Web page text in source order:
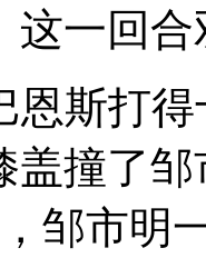
这一回
斯打得
盖撞了
邹市明